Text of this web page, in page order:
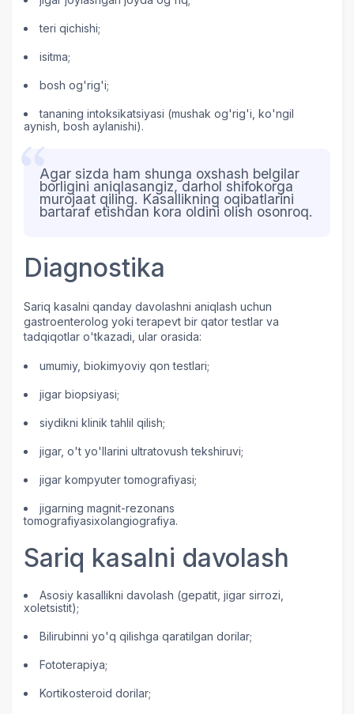
teri qichishi;
isitma;
bosh og'rig'i;
tananing intoksikatsiyasi (mushak og'rig'i, ko'ngil
aynish, bosh aylanishi).
Agar sizda ham shunga oxshash belgilar
borligini aniqlasangiz, darhol shifokorga
murojaat qiling. Kasallikning oqibatlarini
bartaraf etishdan kora oldini olish osonroq.
Diagnostika
Sariq kasalni qanday davolashni aniqlash uchun
gastroenterolog yoki terapevt bir qator testlar va
tadqiqotlar o'tkazadi, ular orasida:
umumiy, biokimyoviy qon testlari;
jigar biopsiyasi;
siydikni klinik tahlil qilish;
jigar, o't yo'llarini ultratovush tekshiruvi;
jigar kompyuter tomografiyasi;
jigarning magnit-rezonans
tomografiyasixolangiografiya.
Sariq kasalni davolash
Asosiy kasallikni davolash (gepatit, jigar sirrozi,
xoletsistit);
Bilirubinni yo'q qilishga qaratilgan dorilar;
Fototerapiya;
Kortikosteroid dorilar;